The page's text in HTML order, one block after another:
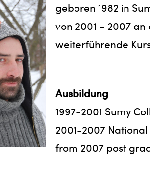
geboren 1982 in
von 2001 – 2007
weiterführende
Ausbildung
1997-2001 Sumy
2001-2007
from 2007 post